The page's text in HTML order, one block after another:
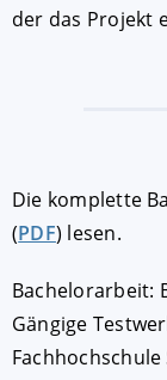
der das Projekt
Die komplette
(PDF) lesen.
Bachelorarbeit:
Gängige